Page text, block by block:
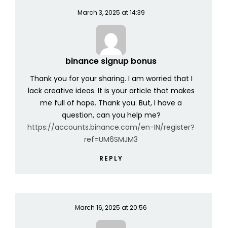
March 3, 2025 at 14:39
binance signup bonus
Thank you for your sharing. I am worried that I
lack creative ideas. It is your article that makes
me full of hope. Thank you. But, I have a
question, can you help me?
https://accounts.binance.com/en-IN/register?
ref=UM6SMJM3
REPLY
March 16, 2025 at 20:56